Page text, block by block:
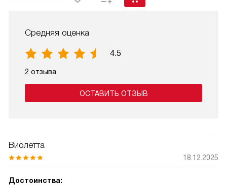
Средняя оценка
4.5
2 отзыва
ОСТАВИТЬ ОТЗЫВ
Виолетта
18.12.2025
Достоинства: